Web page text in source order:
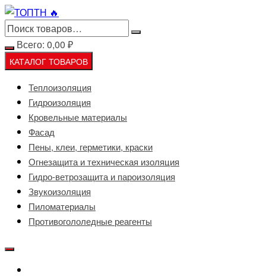
Перейти
к
содержимому
Всего: 0,00 ₽
КАТАЛОГ ТОВАРОВ
Теплоизоляция
Гидроизоляция
Кровельные материалы
Фасад
Пены, клеи, герметики, краски
Огнезащита и техническая изоляция
Гидро-ветрозащита и пароизоляция
Звукоизоляция
Пиломатериалы
Противогололедные реагенты